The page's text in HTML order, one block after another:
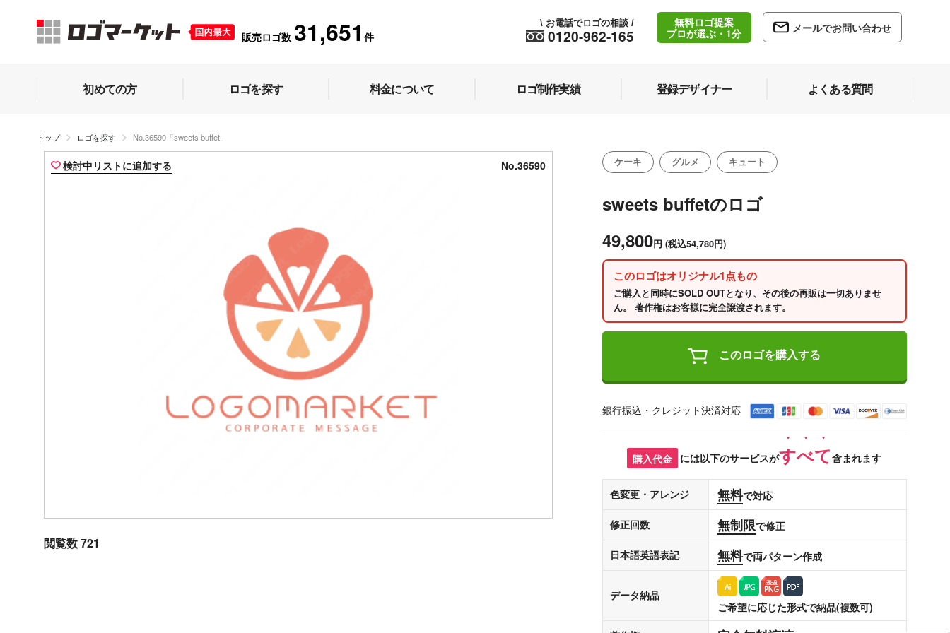
販売ロゴ数 31,651 件 0120-962-165
\ お電話でロゴの相談 /
無料ロゴ提案
プロが選ぶ・1分
メールでお問い合わせ
初めての方 ロゴを探す 料金について ロゴ制作実績 登録デザイナー よくある質問
トップ ロゴを探す No.36590「sweets buffet」
検討中リストに追加する No.36590
閲覧数 721
ケーキ グルメ キュート
sweets buffetのロゴ
49,800円 (税込54,780円)
このロゴはオリジナル1点もの
ご購入と同時にSOLD OUTとなり、その後の再販は一切ありませ
ん。 著作権はお客様に完全譲渡されます。
このロゴを購入する
銀行振込・クレジット決済対応
購入代金 には以下のサービスがすべて含まれます
色変更・アレンジ 無料で対応
修正回数 無制限で修正
日本語英語表記 無料で両パターン作成
データ納品
ご希望に応じた形式で納品(複数可)